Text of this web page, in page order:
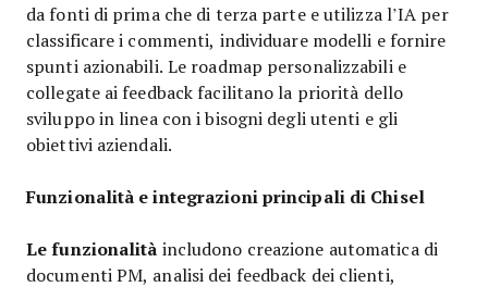
da fonti di prima che di terza parte e utilizza l’IA per
classificare i commenti, individuare modelli e fornire
spunti azionabili. Le roadmap personalizzabili e
collegate ai feedback facilitano la priorità dello
sviluppo in linea con i bisogni degli utenti e gli
obiettivi aziendali.
Funzionalità e integrazioni principali di Chisel
Le funzionalità includono creazione automatica di
documenti PM, analisi dei feedback dei clienti,